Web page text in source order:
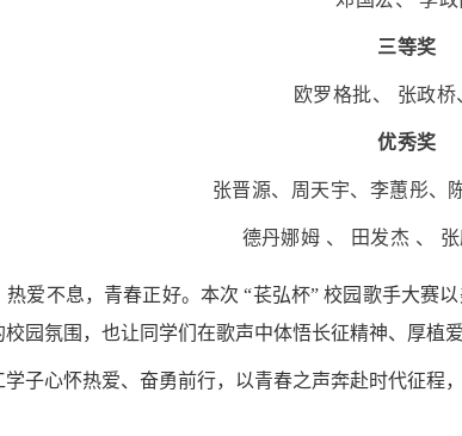
三等奖
欧罗格批、 张政桥
优秀奖
张晋源、周天宇、李蕙彤、
德丹娜姆 、 田发杰 、
热爱不息，青春正好。本次 “苌弘杯” 校园歌手大赛
园氛围，也让同学们在歌声中体悟长征精神、厚植爱
学子心怀热爱、奋勇前行，以青春之声奔赴时代征程